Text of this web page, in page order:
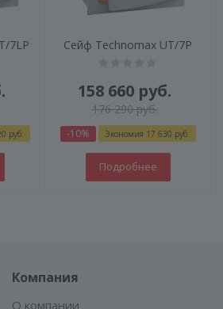
7LP
руб.
Сейф Technomax UT/7P
158 660 руб.
176 290руб.
-10% Экономия 17 630 руб.
Подробнее
Компания
О компании